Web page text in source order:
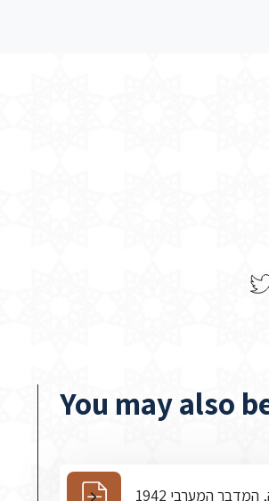
You may also